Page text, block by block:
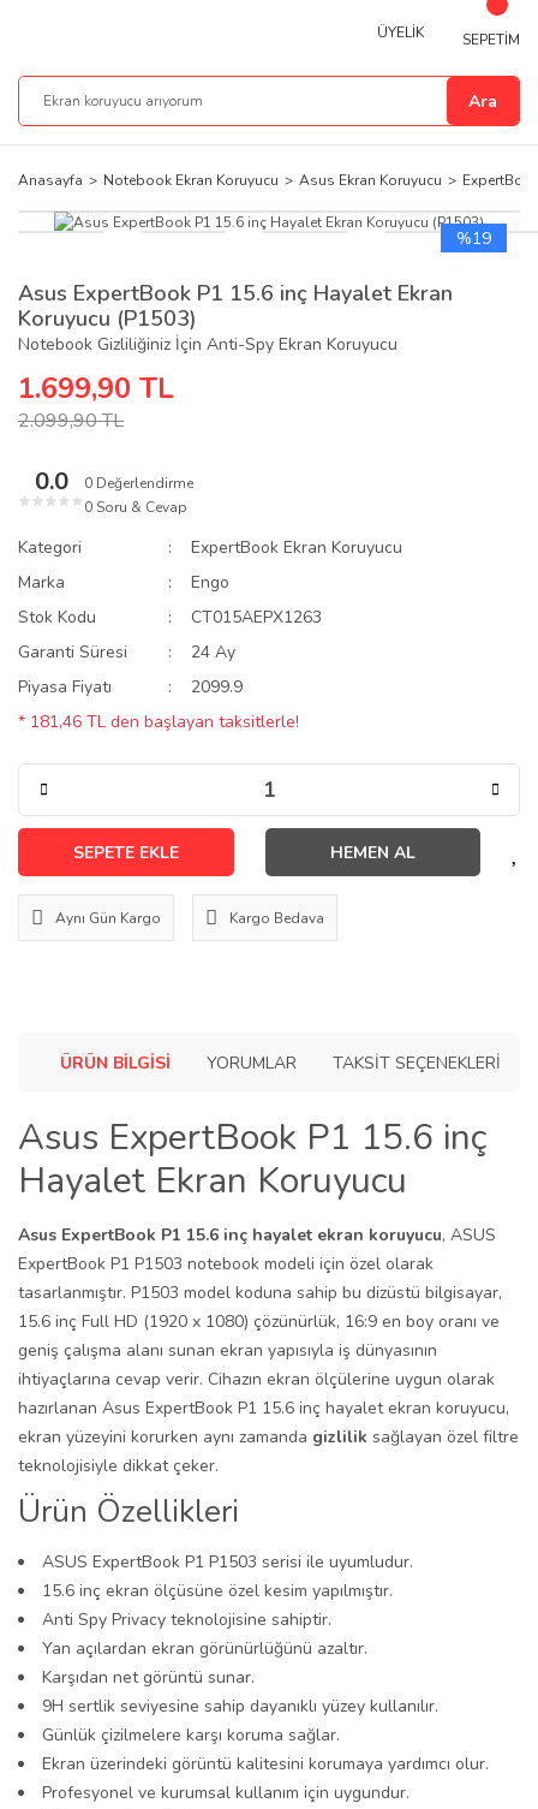
Ara
ÜYELİK SEPETİM
Anasayfa Notebook Ekran Koruyucu Asus Ekran Koruyucu
%19
Asus ExpertBook P1 15.6 inç Hayalet Ekran
Koruyucu (P1503)
Notebook Gizliliğiniz İçin Anti-Spy Ekran Koruyucu
1.699,90 TL
2.099,90 TL
0.0
★ ★ ★ ★ ★
0 Değerlendirme
0 Soru & Cevap
Kategori
ExpertBook Ekran Koruyucu
Marka
Engo
Stok Kodu
CT015AEPX1263
Garanti Süresi
24 Ay
Piyasa Fiyatı
2099.9
* 181,46 TL den başlayan taksitlerle!
SEPETE EKLE HEMEN AL
Aynı Gün Kargo Kargo Bedava
ÜRÜN BILGISI YORUMLAR TAKSIT SEÇENEKLERI
Asus ExpertBook P1 15.6 inç
Hayalet Ekran Koruyucu
Asus ExpertBook P1 15.6 inç hayalet ekran koruyucu, ASUS
ExpertBook P1 P1503 notebook modeli için özel olarak
tasarlanmıştır. P1503 model koduna sahip bu dizüstü bilgisayar,
15.6 inç Full HD (1920 x 1080) çözünürlük, 16:9 en boy oranı ve
geniş çalışma alanı sunan ekran yapısıyla iş dünyasının
ihtiyaçlarına cevap verir. Cihazın ekran ölçülerine uygun olarak
hazırlanan Asus ExpertBook P1 15.6 inç hayalet ekran koruyucu,
ekran yüzeyini korurken aynı zamanda gizlilik sağlayan özel filtre
teknolojisiyle dikkat çeker.
Ürün Özellikleri
ASUS ExpertBook P1 P1503 serisi ile uyumludur.
15.6 inç ekran ölçüsüne özel kesim yapılmıştır.
Anti Spy Privacy teknolojisine sahiptir.
Yan açılardan ekran görünürlüğünü azaltır.
Karşıdan net görüntü sunar.
9H sertlik seviyesine sahip dayanıklı yüzey kullanılır.
Günlük çizilmelere karşı koruma sağlar.
Ekran üzerindeki görüntü kalitesini korumaya yardımcı olur.
Profesyonel ve kurumsal kullanım için uygundur.